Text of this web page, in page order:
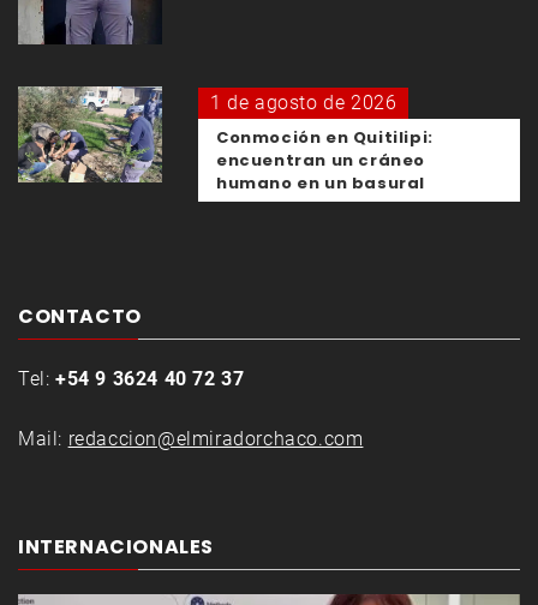
1 de agosto de 2026
Conmoción en Quitilipi:
encuentran un cráneo
humano en un basural
CONTACTO
Tel: +54 9 3624 40 72 37
Mail: redaccion@elmiradorchaco.com
INTERNACIONALES